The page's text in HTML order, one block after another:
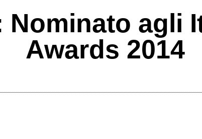
Nominato agli
Awards 2014